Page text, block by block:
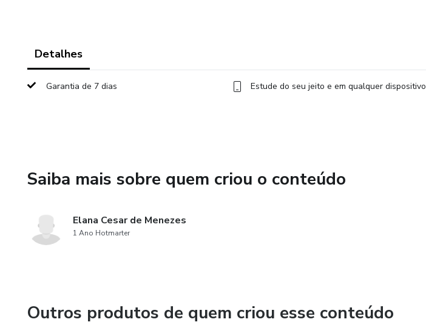
Detalhes
Garantia de 7 dias Estude do seu jeito e em qualquer dispositivo
Saiba mais sobre quem criou o conteúdo
Elana Cesar de Menezes
1 Ano Hotmarter
Outros produtos de quem criou esse conteúdo